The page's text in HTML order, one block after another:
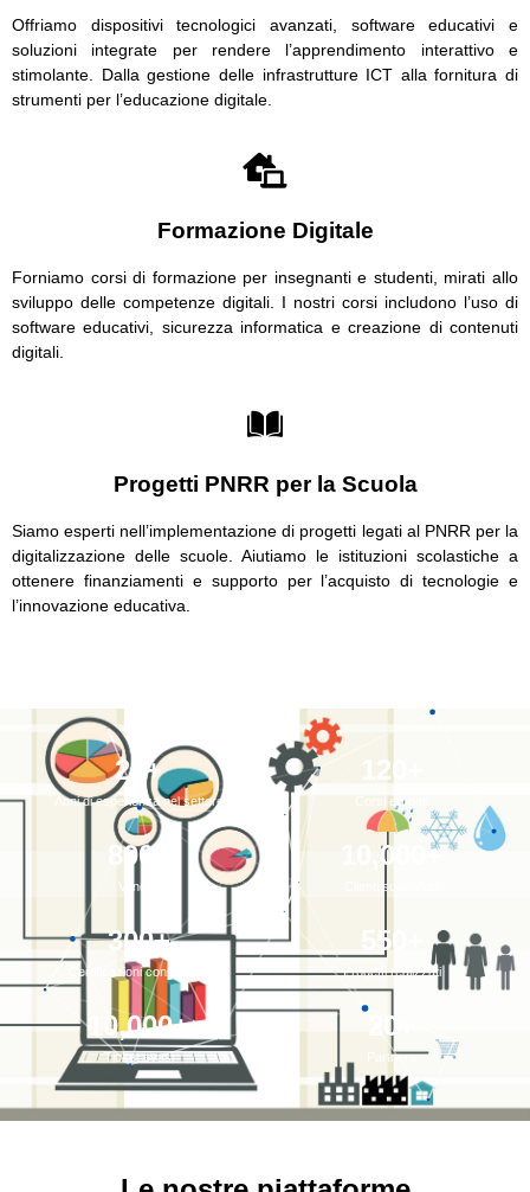
Offriamo dispositivi tecnologici avanzati, software educativi e
soluzioni integrate per rendere l’apprendimento interattivo e
stimolante. Dalla gestione delle infrastrutture ICT alla fornitura di
strumenti per l’educazione digitale.
Formazione Digitale
Forniamo corsi di formazione per insegnanti e studenti, mirati allo
sviluppo delle competenze digitali. I nostri corsi includono l’uso di
software educativi, sicurezza informatica e creazione di contenuti
digitali.
Progetti PNRR per la Scuola
Siamo esperti nell’implementazione di progetti legati al PNRR per la
digitalizzazione delle scuole. Aiutiamo le istituzioni scolastiche a
ottenere finanziamenti e supporto per l’acquisto di tecnologie e
l’innovazione educativa.
Anni di esperienza nel settore
20 +
Corsi erogati
120
Vendite
800+
Clienti soddisfatti
10,000 +
Certificazioni conseguite
300+
Progetti realizzati
550
Ticket evasi
10,000+
Partners
20